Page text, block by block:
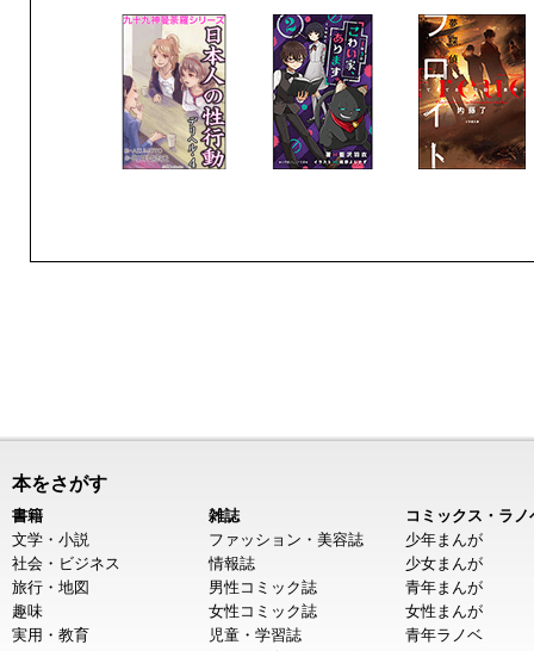
本をさがす
書籍
文学・小説
社会・ビジネス
旅行・地図
趣味
実用・教育
雑誌
ファッション・美容誌
情報誌
男性コミック誌
女性コミック誌
児童・学習誌
コミックス・ラノ
少年まんが
少女まんが
青年まんが
女性まんが
青年ラノベ